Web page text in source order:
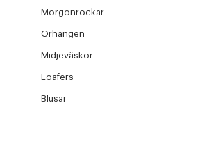
Morgonrockar
Örhängen
Midjeväskor
Loafers
Blusar